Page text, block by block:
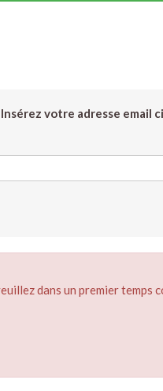
votre adresse email
dans un premier